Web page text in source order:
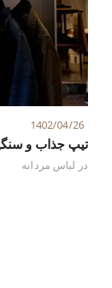
1402/04/26
تیپ جذاب و
در لباس مردانه